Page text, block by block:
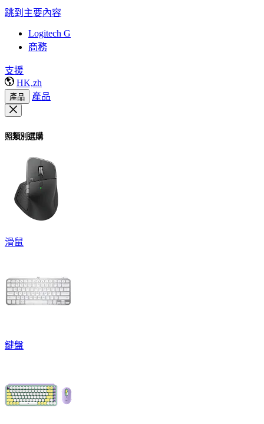
跳到主要內容
Logitech G
商務
支援
HK,zh
產品 產品
照類別選購
滑鼠
鍵盤